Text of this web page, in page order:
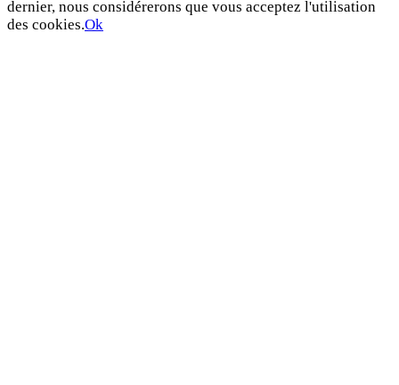
dernier, nous considérerons que vous acceptez l'utilisation
des cookies.Ok